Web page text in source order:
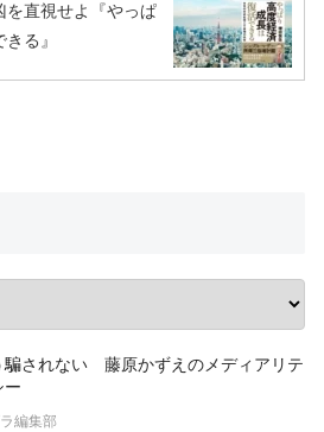
を直視せよ『やっぱ
る』
騙されない 藤原かずえのメディアリテ
ー
編集部